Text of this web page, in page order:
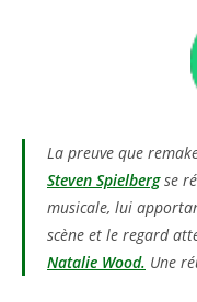
La preuve que
Steven Spielbergse
musicale, lui
scène et le regard
Natalie Wood. Une